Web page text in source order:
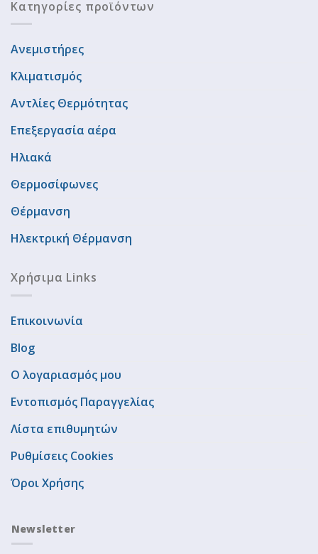
Κατηγορίες προϊόντων
Ανεμιστήρες
Κλιματισμός
Αντλίες Θερμότητας
Επεξεργασία αέρα
Ηλιακά
Θερμοσίφωνες
Θέρμανση
Ηλεκτρική Θέρμανση
Χρήσιμα Links
Επικοινωνία
Blog
Ο λογαριασμός μου
Εντοπισμός Παραγγελίας
Λίστα επιθυμητών
Ρυθμίσεις Cookies
Όροι Χρήσης
Newsletter